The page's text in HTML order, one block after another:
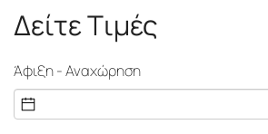
Δείτε Tιμές
Άφιξη - Αναχώρηση